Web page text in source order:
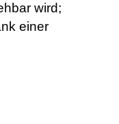
wird;
einer